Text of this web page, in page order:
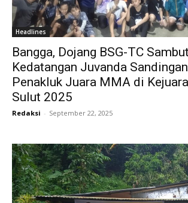
Headlines
Bangga, Dojang BSG-TC Sambut
Kedatangan Juvanda
Penakluk Juara MMA di
Sulut 2025
Redaksi - September 22, 2025